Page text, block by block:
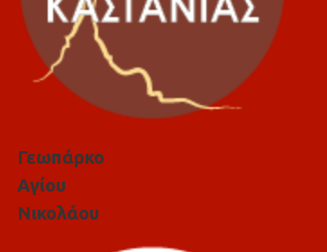
Γεωπάρκο
Αγίου
Νικολάου